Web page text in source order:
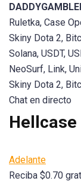
Ruletka, Case
Skiny Dota 2,
Solana, USDT,
NeoSurf, Link,
Skiny Dota 2,
Chat en directo
Hellcase
Adelante
Reciba $0.70